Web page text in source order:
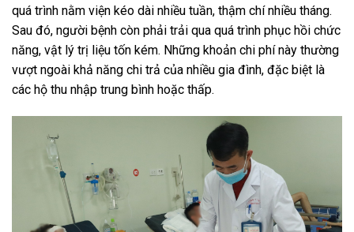
quá trình nằm viện kéo dài nhiều tuần, thậm chí nhiều tháng.
Sau đó, người bệnh còn phải trải qua quá trình phục hồi chức
năng, vật lý trị liệu tốn kém. Những khoản chi phí này thường
vượt ngoài khả năng chi trả của nhiều gia đình, đặc biệt là
các hộ thu nhập trung bình hoặc thấp.